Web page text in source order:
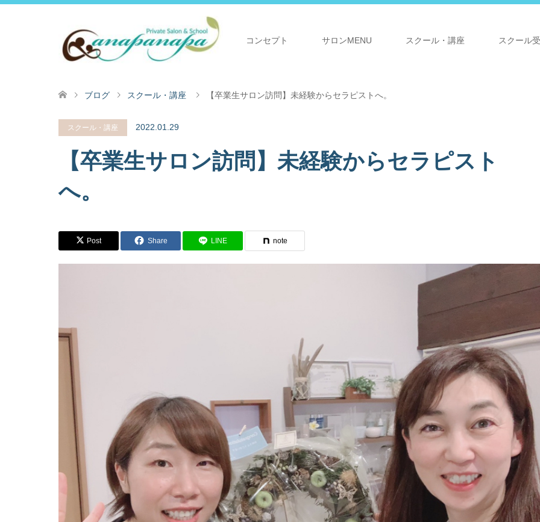
コンセプト サロンMENU スクール・講座 スクール
ブログ スクール・講座 【卒業生サロン訪問】未経験からセラピストへ。
スクール・講座 2022.01.29
【卒業生サロン訪問】未経験からセラピスト
へ。
Post Share LINE note